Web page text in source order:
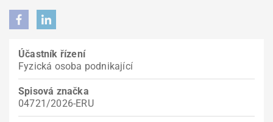
Účastník řízení
Fyzická osoba podnikající
Spisová značka
04721/2026-ERU